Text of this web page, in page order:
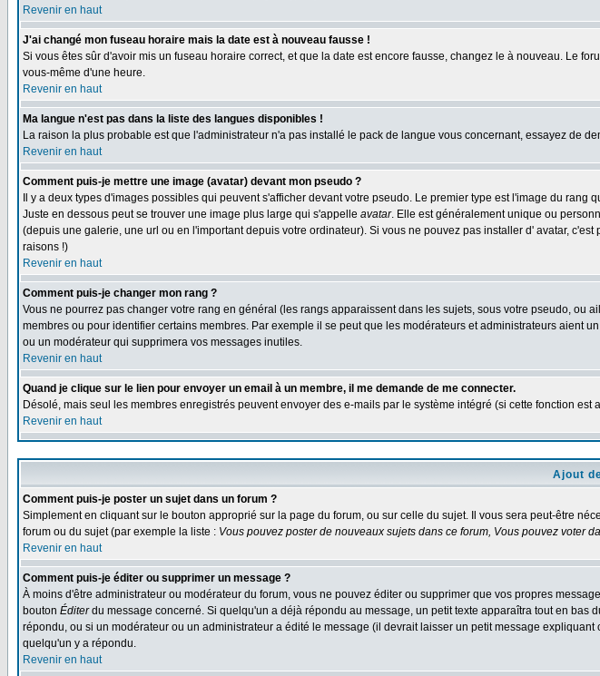
Revenir en haut
J'ai changé mon fuseau horaire mais la date est à nouveau fausse !
Si vous êtes sûr d'avoir mis un fuseau horaire correct, et que la date est encore fausse, changez le à nouveau. Le
vous-même d'une heure.
Revenir en haut
Ma langue n'est pas dans la liste des langues disponibles !
La raison la plus probable est que l'administrateur n'a pas installé le pack de langue vous concernant, essayez de
Revenir en haut
Comment puis-je mettre une image (avatar) devant mon pseudo ?
Il y a deux types d'images possibles qui peuvent s'afficher devant votre pseudo. Le premier type est l'image du
Juste en dessous peut se trouver une image plus large qui s'appelle avatar. Elle est généralement unique ou
(depuis une galerie, une url ou en l'important depuis votre ordinateur). Si vous ne pouvez pas installer d' avatar,
raisons !)
Revenir en haut
Comment puis-je changer mon rang ?
Vous ne pourrez pas changer votre rang en général (les rangs apparaissent dans les sujets, sous votre pseudo,
membres ou pour identifier certains membres. Par exemple il se peut que les modérateurs et administrateurs aient
ou un modérateur qui supprimera vos messages inutiles.
Revenir en haut
Quand je clique sur le lien pour envoyer un email à un membre, il me demande de me connecter.
Désolé, mais seul les membres enregistrés peuvent envoyer des e-mails par le système intégré (si cette fonction
Revenir en haut
Ajout
Comment puis-je poster un sujet dans un forum ?
Simplement en cliquant sur le bouton approprié sur la page du forum, ou sur celle du sujet. Il vous sera peut-être
forum ou du sujet (par exemple la liste : Vous pouvez poster de nouveaux sujets dans ce forum, Vous pouvez voter
Revenir en haut
Comment puis-je éditer ou supprimer un message ?
À moins d'être administrateur ou modérateur du forum, vous ne pouvez éditer ou supprimer que vos propres
bouton Éditerdu message concerné. Si quelqu'un a déjà répondu au message, un petit texte apparaîtra tout en
répondu, ou si un modérateur ou un administrateur a édité le message (il devrait laisser un petit message
quelqu'un y a répondu.
Revenir en haut